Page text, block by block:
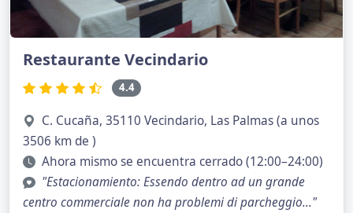
Restaurante Vecindario
4.4
C. Cucaña, 35110 Vecindario, Las Palmas (a unos
3506 km de )
Ahora mismo se encuentra cerrado (12:00–24:00)
"Estacionamiento: Essendo dentro ad un grande
centro commerciale non ha problemi di parcheggio..."